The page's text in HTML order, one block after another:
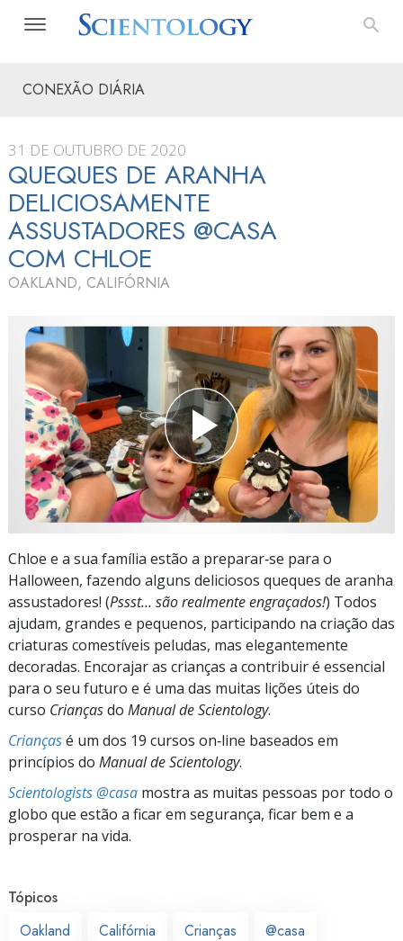
CONEXÃO DIÁRIA
31 DE OUTUBRO DE 2020
QUEQUES DE ARANHA
DELICIOSAMENTE
ASSUSTADORES @CASA
COM CHLOE
OAKLAND, CALIFÓRNIA
Chloe e a sua família estão a preparar‑se para o
Halloween, fazendo alguns deliciosos queques de aranha
assustadores! (Pssst… são realmente engraçados!) Todos
ajudam, grandes e pequenos, participando na criação das
criaturas comestíveis peludas, mas elegantemente
decoradas. Encorajar as crianças a contribuir é essencial
para o seu futuro e é uma das muitas lições úteis do
curso Criançasdo Manual de Scientology.
Criançasé um dos 19 cursos on‑line baseados em
princípios do Manual de Scientology.
Scientologists @casa mostra as muitas pessoas por todo o
globo que estão a ficar em segurança, ficar bem e a
prosperar na vida.
Tópicos
Oakland
Califórnia Crianças @casa